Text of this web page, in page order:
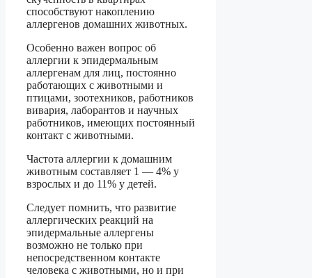
способствуют накоплению
аллергенов домашних животных.
Особенно важен вопрос об
аллергии к эпидермальным
аллергенам для лиц, постоянно
работающих с животными и
птицами, зоотехников, работников
вивария, лаборантов и научных
работников, имеющих постоянный
контакт с животными.
Частота аллергии к домашним
животным составляет 1 — 4% у
взрослых и до 11% у детей.
Следует помнить, что развитие
аллергических реакций на
эпидермальные аллергены
возможно не только при
непосредственном контакте
человека с животными, но и при